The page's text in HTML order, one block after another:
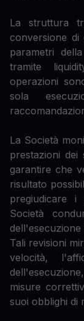
La struttura
conversione di
parametri
tramite
operazioni
sola
La Società
prestazioni dei
garantire che
risultato
pregiudicare
Società
Tali revisioni
velocità,
misure
suoi obblighi di